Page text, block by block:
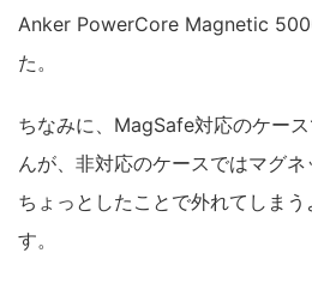
Anker PowerCore Magnetic
た。
ちなみに、MagSafe対応のケー
んが、非対応のケースではマグネ
ちょっとしたことで外れてしま
す。